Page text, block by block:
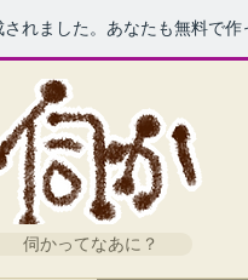
れました。あなたも無料で作
伺かってなあに？